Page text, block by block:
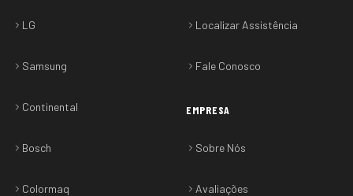
LG
Samsung
Continental
Bosch
Colormaq
Localizar Assistência
Fale Conosco
EMPRESA
Sobre Nós
Avaliações